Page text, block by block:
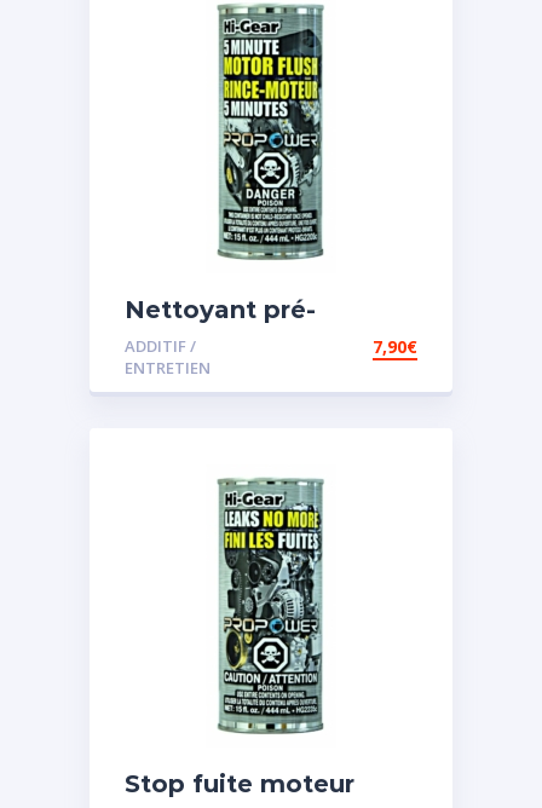
Nettoyant pré-
vidange
ADDITIF /
ENTRETIEN
7,90€
Stop fuite moteur